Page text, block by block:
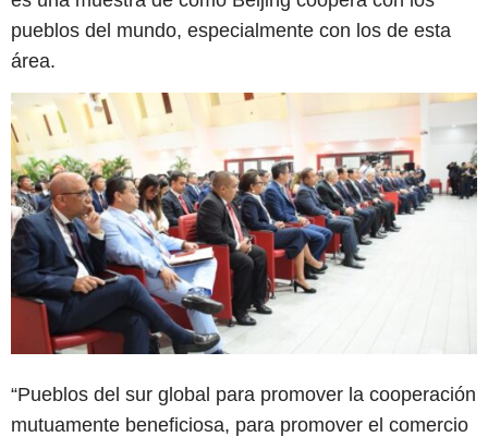
pueblos del mundo, especialmente con los de esta
área.
“Pueblos del sur global para promover la cooperación
mutuamente beneficiosa, para promover el comercio